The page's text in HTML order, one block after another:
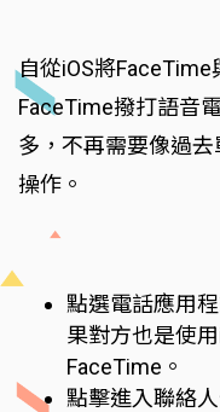
自從iOS將
FaceTime撥打語音
多，不再需要像過
操作。
點選電話應用
果對方也是使
FaceTime。
點擊進入聯絡人